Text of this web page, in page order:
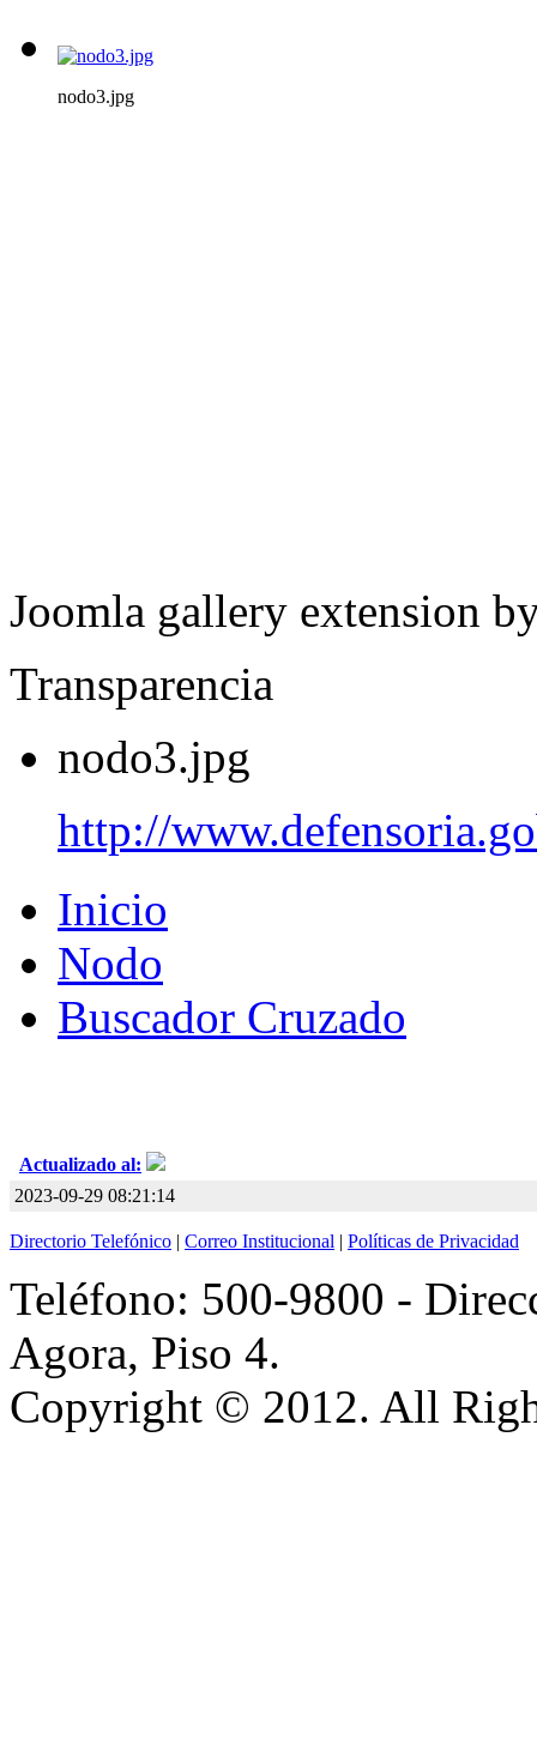
nodo3.jpg
Joomla gallery extension
Transparencia
nodo3.jpg
http://
Inicio
Nodo
Buscador Cruzado
Actualizado al:
2023-09-29 08:21:14
Directorio Telefónico | Correo Institucional | Políticas de Privacidad
Teléfono: 500-9800 -
Agora, Piso 4.
Copyright © 2012. All